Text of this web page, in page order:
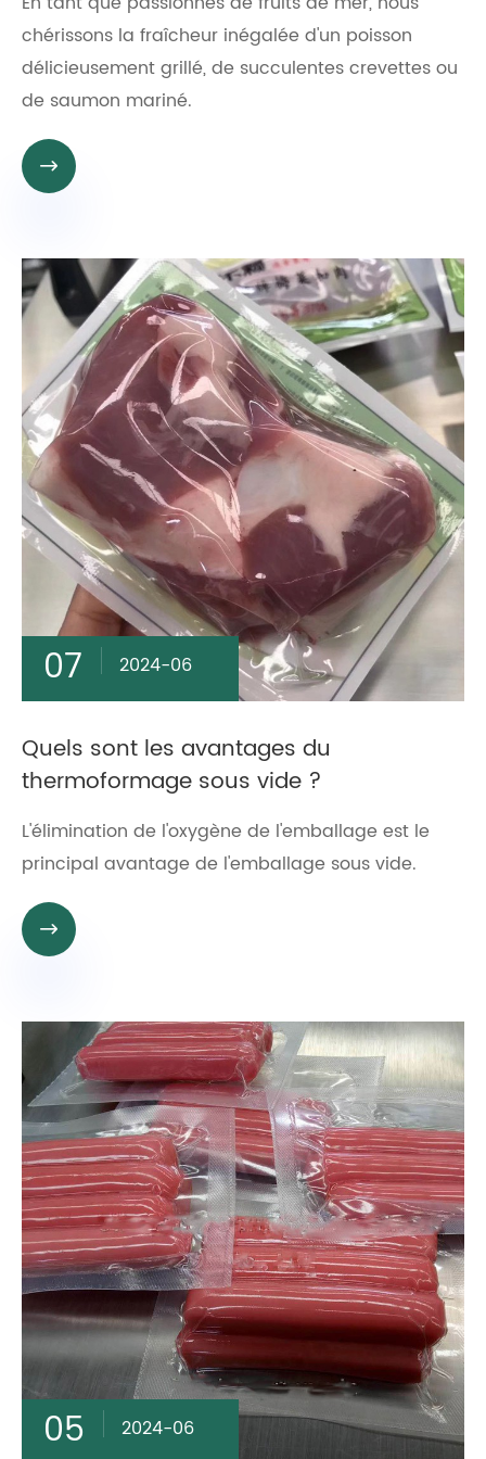
chérissons la fraîcheur inégalée d'un poisson
délicieusement grillé, de succulentes crevettes ou
de saumon mariné.

07 2024-06
Quels sont les avantages du
thermoformage sous vide ?
L'élimination de l'oxygène de l'emballage est le
principal avantage de l'emballage sous vide.

05 2024-06